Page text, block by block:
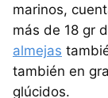
marinos,
más de 18 gr
almejas
también en
glúcidos.